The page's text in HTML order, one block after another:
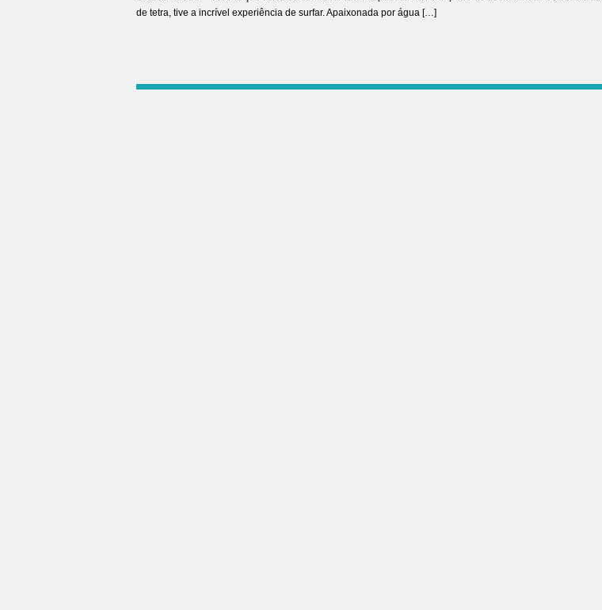
de tetra, tive a incrível experiência de surfar. Apaixonada por água […]